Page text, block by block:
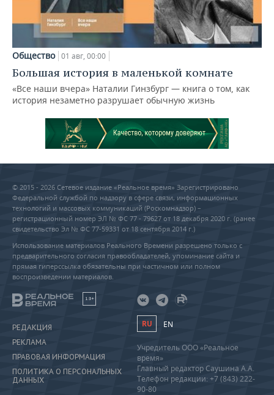
Общество 01 авг, 00:00
Большая история в маленькой комнате
«Все наши вчера» Наталии Гинзбург — книга о том, как
история незаметно разрушает обычную жизнь
© 2015 - 2026 Сетевое издание «Реальное время» Зарегистрировано
Федеральной службой по надзору в сфере связи, информационных
технологий и массовых коммуникаций (Роскомнадзор) –
регистрационный номер ЭЛ № ФС 77 - 79627 от 18 декабря 2020 г. (ранее
свидетельство Эл № ФС 77-59331 от 18 сентября 2014 г.)
Использование материалов Реального Времени разрешено только с
предварительного согласия правообладателей, упоминание сайта и
прямая гиперссылка обязательны при частичном или полном
воспроизведении материалов.
18+
РЕДАКЦИЯ
РЕКЛАМА
ПРАВОВАЯ ИНФОРМАЦИЯ
ПОЛИТИКА О ПЕРСОНАЛЬНЫХ
ДАННЫХ
RU EN
Учредитель ООО «Реальное
время»
Главный редактор Саушина А.А.
Телефон редакции: +7 (843) 222-
90-80